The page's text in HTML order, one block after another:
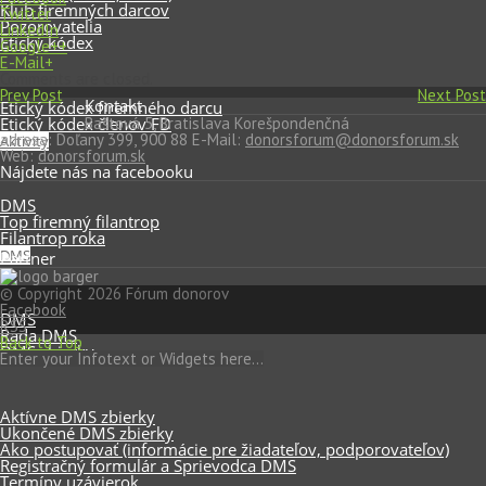
Klub firemných darcov
Pozorovatelia
Etický kódex
Etický kódex firemného darcu
Etický kódex členov FD
Aktivity
DMS
Top firemný filantrop
Filantrop roka
DMS
DMS
Rada DMS
DMS zbierky
Aktívne DMS zbierky
Ukončené DMS zbierky
Ako postupovať (informácie pre žiadateľov, podporovateľov)
Registračný formulár a Sprievodca DMS
Termíny uzávierok
Twitter
LinkedIn
Google++
E-Mail+
Prev Post Next Post
Kontakt
Baštová 5, Bratislava Korešpondenčná
adresa: Doľany 399, 900 88 E-Mail: donorsforum@donorsforum.sk
Web: donorsforum.sk
Nájdete nás na facebooku
Partner
© Copyright 2026 Fórum donorov
Facebook
RSS
Back to Top
Enter your Infotext or Widgets here...